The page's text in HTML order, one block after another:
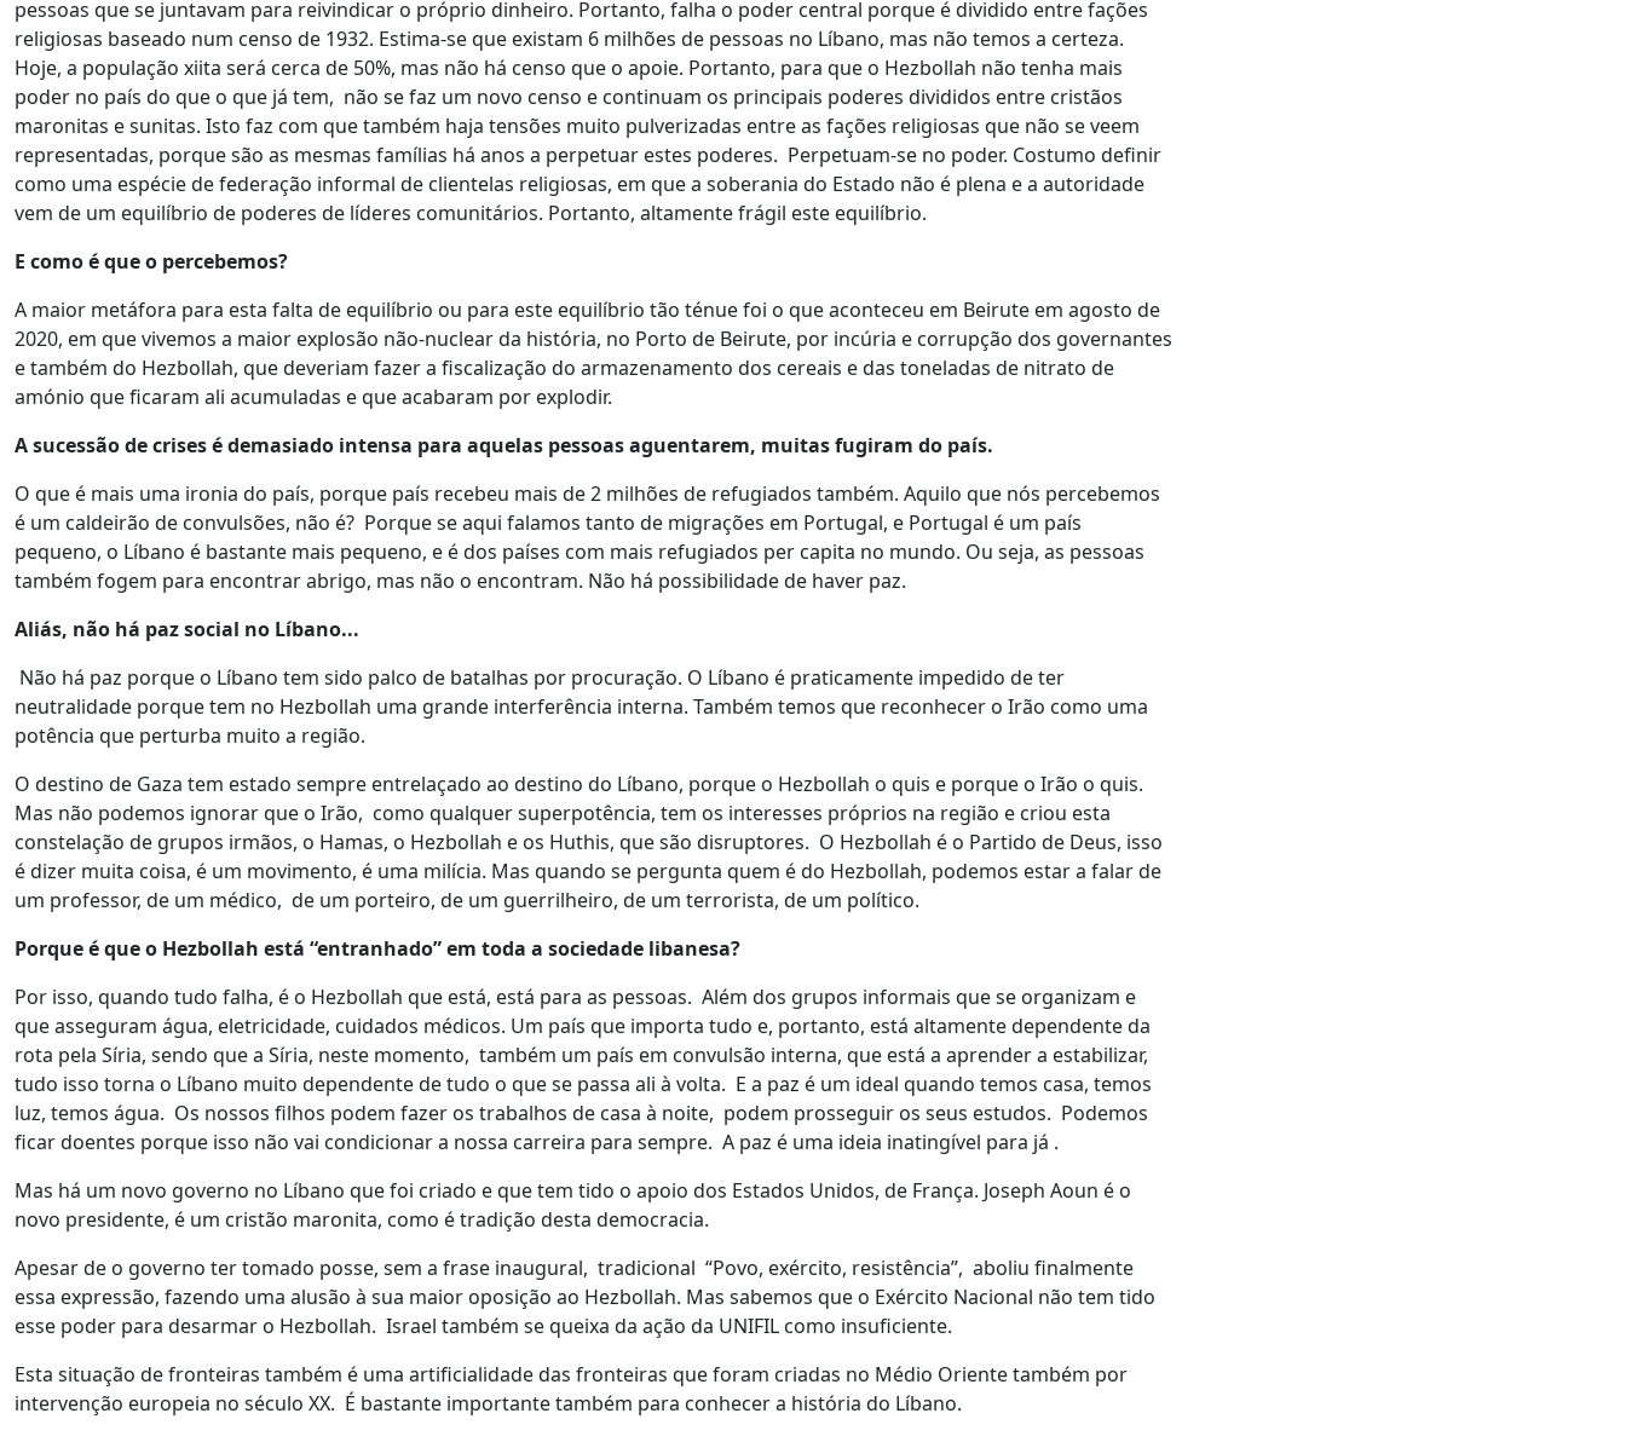
pessoas que se juntavam para reivindicar o próprio dinheiro. Portanto, falha o poder central porque é dividido entre fações
religiosas baseado num censo de 1932. Estima-se que existam 6 milhões de pessoas no Líbano, mas não temos a certeza.
Hoje, a população xiita será cerca de 50%, mas não há censo que o apoie. Portanto, para que o Hezbollah não tenha mais
poder no país do que o que já tem, não se faz um novo censo e continuam os principais poderes divididos entre cristãos
maronitas e sunitas. Isto faz com que também haja tensões muito pulverizadas entre as fações religiosas que não se veem
representadas, porque são as mesmas famílias há anos a perpetuar estes poderes. Perpetuam-se no poder. Costumo definir
como uma espécie de federação informal de clientelas religiosas, em que a soberania do Estado não é plena e a autoridade
vem de um equilíbrio de poderes de líderes comunitários. Portanto, altamente frágil este equilíbrio.
E como é que o percebemos?
A maior metáfora para esta falta de equilíbrio ou para este equilíbrio tão ténue foi o que aconteceu em Beirute em agosto de
2020, em que vivemos a maior explosão não-nuclear da história, no Porto de Beirute, por incúria e corrupção dos governantes
e também do Hezbollah, que deveriam fazer a fiscalização do armazenamento dos cereais e das toneladas de nitrato de
amónio que ficaram ali acumuladas e que acabaram por explodir.
A sucessão de crises é demasiado intensa para aquelas pessoas aguentarem, muitas fugiram do país.
O que é mais uma ironia do país, porque país recebeu mais de 2 milhões de refugiados também. Aquilo que nós percebemos
é um caldeirão de convulsões, não é? Porque se aqui falamos tanto de migrações em Portugal, e Portugal é um país
pequeno, o Líbano é bastante mais pequeno, e é dos países com mais refugiados per capita no mundo. Ou seja, as pessoas
também fogem para encontrar abrigo, mas não o encontram. Não há possibilidade de haver paz.
Aliás, não há paz social no Líbano...
Não há paz porque o Líbano tem sido palco de batalhas por procuração. O Líbano é praticamente impedido de ter
neutralidade porque tem no Hezbollah uma grande interferência interna. Também temos que reconhecer o Irão como uma
potência que perturba muito a região.
O destino de Gaza tem estado sempre entrelaçado ao destino do Líbano, porque o Hezbollah o quis e porque o Irão o quis.
Mas não podemos ignorar que o Irão, como qualquer superpotência, tem os interesses próprios na região e criou esta
constelação de grupos irmãos, o Hamas, o Hezbollah e os Huthis, que são disruptores. O Hezbollah é o Partido de Deus, isso
é dizer muita coisa, é um movimento, é uma milícia. Mas quando se pergunta quem é do Hezbollah, podemos estar a falar de
um professor, de um médico, de um porteiro, de um guerrilheiro, de um terrorista, de um político.
Porque é que o Hezbollah está “entranhado” em toda a sociedade libanesa?
Por isso, quando tudo falha, é o Hezbollah que está, está para as pessoas. Além dos grupos informais que se organizam e
que asseguram água, eletricidade, cuidados médicos. Um país que importa tudo e, portanto, está altamente dependente da
rota pela Síria, sendo que a Síria, neste momento, também um país em convulsão interna, que está a aprender a estabilizar,
tudo isso torna o Líbano muito dependente de tudo o que se passa ali à volta. E a paz é um ideal quando temos casa, temos
luz, temos água. Os nossos filhos podem fazer os trabalhos de casa à noite, podem prosseguir os seus estudos. Podemos
ficar doentes porque isso não vai condicionar a nossa carreira para sempre. A paz é uma ideia inatingível para já .
Mas há um novo governo no Líbano que foi criado e que tem tido o apoio dos Estados Unidos, de França. Joseph Aoun é o
novo presidente, é um cristão maronita, como é tradição desta democracia.
Apesar de o governo ter tomado posse, sem a frase inaugural, tradicional “Povo, exército, resistência”, aboliu finalmente
essa expressão, fazendo uma alusão à sua maior oposição ao Hezbollah. Mas sabemos que o Exército Nacional não tem tido
esse poder para desarmar o Hezbollah. Israel também se queixa da ação da UNIFIL como insuficiente.
Esta situação de fronteiras também é uma artificialidade das fronteiras que foram criadas no Médio Oriente também por
intervenção europeia no século XX. É bastante importante também para conhecer a história do Líbano.